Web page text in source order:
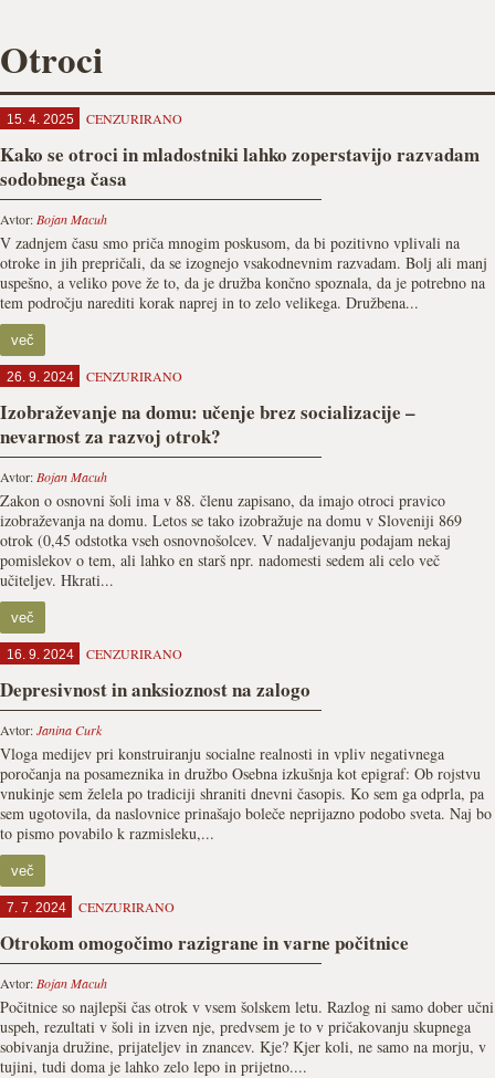
Otroci
15. 4. 2025 CENZURIRANO
Kako se otroci in mladostniki lahko zoperstavijo razvadam
sodobnega časa
Avtor: Bojan Macuh
V zadnjem času smo priča mnogim poskusom, da bi pozitivno vplivali na
otroke in jih prepričali, da se izognejo vsakodnevnim razvadam. Bolj ali manj
uspešno, a veliko pove že to, da je družba končno spoznala, da je potrebno na
tem področju narediti korak naprej in to zelo velikega. Družbena...
več
26. 9. 2024 CENZURIRANO
Izobraževanje na domu: učenje brez socializacije –
nevarnost za razvoj otrok?
Avtor: Bojan Macuh
Zakon o osnovni šoli ima v 88. členu zapisano, da imajo otroci pravico
izobraževanja na domu. Letos se tako izobražuje na domu v Sloveniji 869
otrok (0,45 odstotka vseh osnovnošolcev. V nadaljevanju podajam nekaj
pomislekov o tem, ali lahko en starš npr. nadomesti sedem ali celo več
učiteljev. Hkrati...
več
16. 9. 2024 CENZURIRANO
Depresivnost in anksioznost na zalogo
Avtor:Janina Curk
Vloga medijev pri konstruiranju socialne realnosti in vpliv negativnega
poročanja na posameznika in družbo Osebna izkušnja kot epigraf: Ob rojstvu
vnukinje sem želela po tradiciji shraniti dnevni časopis. Ko sem ga odprla, pa
sem ugotovila, da naslovnice prinašajo boleče neprijazno podobo sveta. Naj bo
to pismo povabilo k razmisleku,...
več
7. 7. 2024 CENZURIRANO
Otrokom omogočimo razigrane in varne počitnice
Avtor: Bojan Macuh
Počitnice so najlepši čas otrok v vsem šolskem letu. Razlog ni samo dober učni
uspeh, rezultati v šoli in izven nje, predvsem je to v pričakovanju skupnega
sobivanja družine, prijateljev in znancev. Kje? Kjer koli, ne samo na morju, v
tujini, tudi doma je lahko zelo lepo in prijetno....